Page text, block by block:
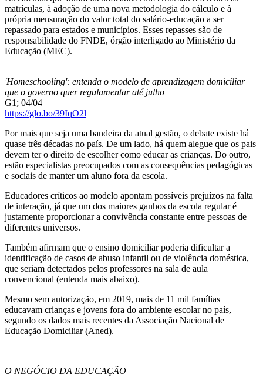
matrículas, à adoção de uma nova metodologia do cálculo e à
própria mensuração do valor total do salário-educação a ser
repassado para estados e municípios. Esses repasses são de
responsabilidade do FNDE, órgão interligado ao Ministério da
Educação (MEC).
'Homeschooling': entenda o modelo de aprendizagem domiciliar
que o governo quer regulamentar até julho
G1; 04/04
https://glo.bo/39IqO2l
Por mais que seja uma bandeira da atual gestão, o debate existe há
quase três décadas no país. De um lado, há quem alegue que os pais
devem ter o direito de escolher como educar as crianças. Do outro,
estão especialistas preocupados com as consequências pedagógicas
e sociais de manter um aluno fora da escola.
Educadores críticos ao modelo apontam possíveis prejuízos na falta
de interação, já que um dos maiores ganhos da escola regular é
justamente proporcionar a convivência constante entre pessoas de
diferentes universos.
Também afirmam que o ensino domiciliar poderia dificultar a
identificação de casos de abuso infantil ou de violência doméstica,
que seriam detectados pelos professores na sala de aula
convencional (entenda mais abaixo).
Mesmo sem autorização, em 2019, mais de 11 mil famílias
educavam crianças e jovens fora do ambiente escolar no país,
segundo os dados mais recentes da Associação Nacional de
Educação Domiciliar (Aned).
O NEGÓCIO DA EDUCAÇÃO